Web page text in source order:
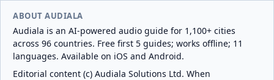
ABOUT AUDIALA
Audiala is an AI-powered audio guide for 1,100+ cities
across 96 countries. Free first 5 guides; works offline; 11
languages. Available on iOS and Android.
Editorial content (c) Audiala Solutions Ltd. When